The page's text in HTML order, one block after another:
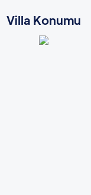
Villa Konumu